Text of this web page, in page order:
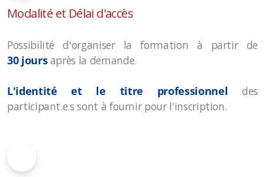
Modalité et Délai d'accès
Possibilité d'organiser la formation à partir de
30joursaprès la demande.
L'identité et le titre professionnel des
participant.e.s sont à fournir pour l'inscription.